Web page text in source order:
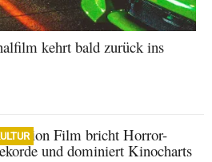
kehrt bald zurück ins
Film bricht Horror-
und dominiert Kinocharts